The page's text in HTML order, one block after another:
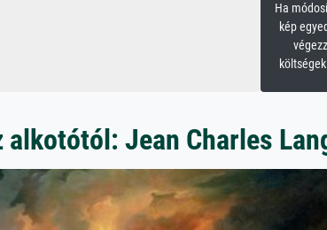
Ha
kép
Jean Charles